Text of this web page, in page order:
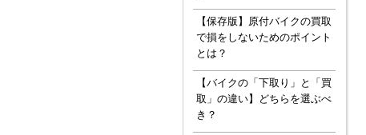
【保存版】原付バイクの買取
で損をしないためのポイント
とは？
【バイクの「下取り」と「買
取」の違い】どちらを選ぶべ
き？